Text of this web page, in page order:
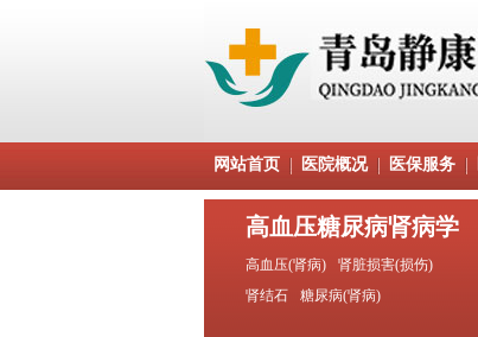
网站首页 医院概况 医保服务
高血压糖尿病肾病学
高血压(肾病)
肾脏损害(损伤)
肾结石
糖尿病(肾病)